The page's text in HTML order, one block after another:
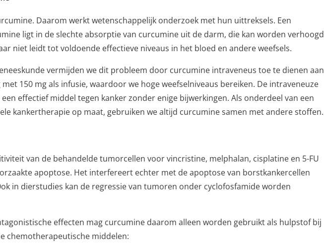
Daarom werkt wetenschappelijk onderzoek met hun uittreksels. Een
ligt in de slechte absorptie van curcumine uit de darm, die kan worden verhoogd
niet leidt tot voldoende effectieve niveaus in het bloed en andere weefsels.
vermijden we dit probleem door curcumine intraveneus toe te dienen aan
150 mg als infusie, waardoor we hoge weefselniveaus bereiken. De intraveneuze
effectief middel tegen kanker zonder enige bijwerkingen. Als onderdeel van een
kankertherapie op maat, gebruiken we altijd curcumine samen met andere stoffen.
van de behandelde tumorcellen voor vincristine, melphalan, cisplatine en 5-FU
apoptose. Het interfereert echter met de apoptose van borstkankercellen
in dierstudies kan de regressie van tumoren onder cyclofosfamide worden
effecten mag curcumine daarom alleen worden gebruikt als hulpstof bij
chemotherapeutische middelen: